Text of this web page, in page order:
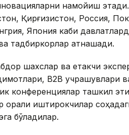
намойиш
Қирғизистон, Россия,
Япония каби
тадбиркорлар қатнашади.
шахслар ва етакчи
B2B учрашувлари
конференциялар ташкил
орқали иштирокчилар
бўладилар.